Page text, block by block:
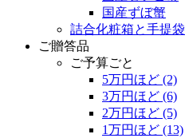
国産ずぼ蟹
詰合化粧箱と手提袋
ご贈答品
ご予算ごと
5万円ほど (2)
3万円ほど (6)
2万円ほど (5)
1万円ほど (13)